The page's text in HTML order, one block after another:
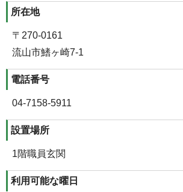
所在地
〒270-0161
流山市鰭ヶ崎7-1
電話番号
04-7158-5911
設置場所
1階職員玄関
利用可能な曜日